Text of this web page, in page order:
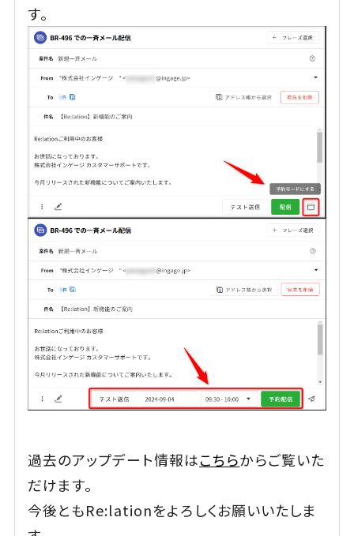
す。
過去のアップデート情報はこちらからご覧いた
だけます。
今後ともRe:lationをよろしくお願いいたしま